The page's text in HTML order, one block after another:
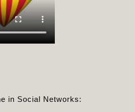
in Social Networks: